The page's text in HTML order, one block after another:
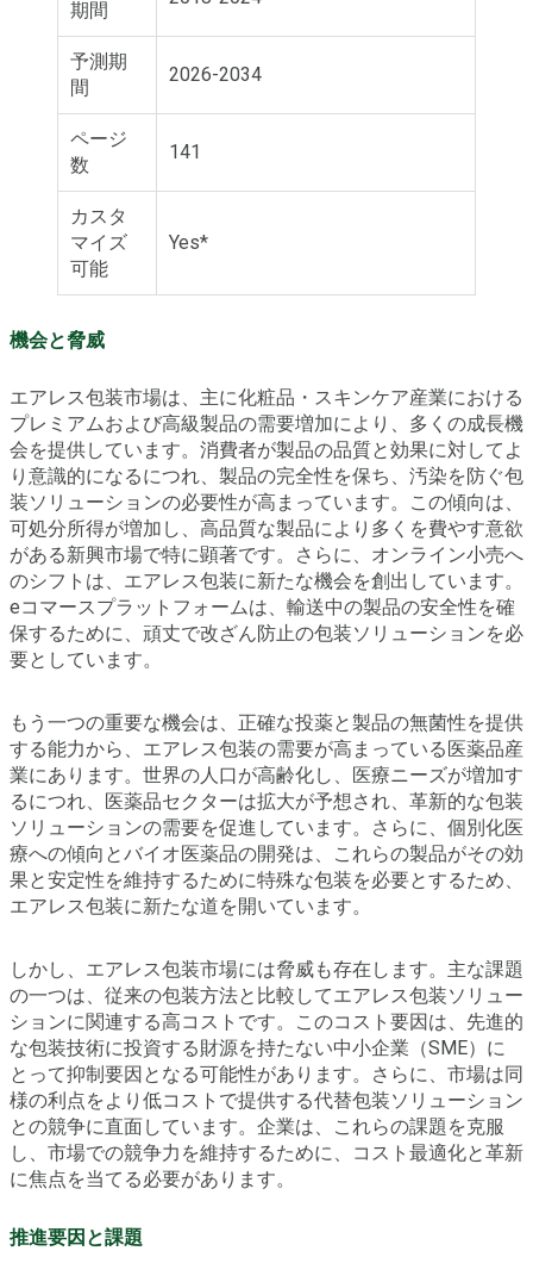
期間
予測期
間
2026-2034
ページ
数
141
カスタ
マイズ
可能
Yes*
機会と脅威
エアレス包装市場は、主に化粧品・スキンケア産業における
プレミアムおよび高級製品の需要増加により、多くの成長機
会を提供しています。消費者が製品の品質と効果に対してよ
り意識的になるにつれ、製品の完全性を保ち、汚染を防ぐ包
装ソリューションの必要性が高まっています。この傾向は、
可処分所得が増加し、高品質な製品により多くを費やす意欲
がある新興市場で特に顕著です。さらに、オンライン小売へ
のシフトは、エアレス包装に新たな機会を創出しています。
eコマースプラットフォームは、輸送中の製品の安全性を確
保するために、頑丈で改ざん防止の包装ソリューションを必
要としています。
もう一つの重要な機会は、正確な投薬と製品の無菌性を提供
する能力から、エアレス包装の需要が高まっている医薬品産
業にあります。世界の人口が高齢化し、医療ニーズが増加す
るにつれ、医薬品セクターは拡大が予想され、革新的な包装
ソリューションの需要を促進しています。さらに、個別化医
療への傾向とバイオ医薬品の開発は、これらの製品がその効
果と安定性を維持するために特殊な包装を必要とするため、
エアレス包装に新たな道を開いています。
しかし、エアレス包装市場には脅威も存在します。主な課題
の一つは、従来の包装方法と比較してエアレス包装ソリュー
ションに関連する高コストです。このコスト要因は、先進的
な包装技術に投資する財源を持たない中小企業（SME）に
とって抑制要因となる可能性があります。さらに、市場は同
様の利点をより低コストで提供する代替包装ソリューション
との競争に直面しています。企業は、これらの課題を克服
し、市場での競争力を維持するために、コスト最適化と革新
に焦点を当てる必要があります。
推進要因と課題